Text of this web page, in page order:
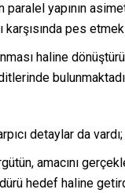
paralel yapının
pes etmek
haline
detaylar da vardı;
amacını
hedef haline